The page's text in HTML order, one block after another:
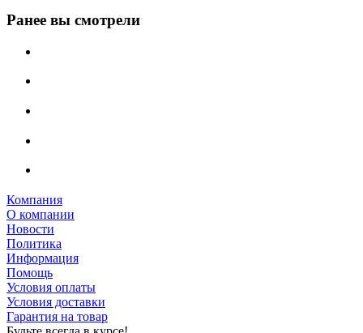
Ранее вы смотрели
Компания
О компании
Новости
Политика
Информация
Помощь
Условия оплаты
Условия доставки
Гарантия на товар